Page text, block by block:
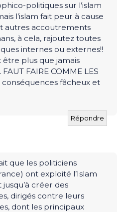
politiques sur l’islam
l’islam fait peur à cause
autres accoutrements
à cela, rajoutez toutes
internes ou externes!!
être plus que jamais
FAIRE COMME LES
conséquences fâcheux et
Répondre
que les politiciens
ont exploité l’Islam
créer des
dirigés contre leurs
dont les principaux